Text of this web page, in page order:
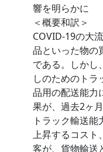
響を明らかに
＜概要和訳＞
COVID-19の大
品といった物の
である。しかし
しのためのトラ
品用の配送能力
果が、過去2ヶ
トラック輸送能
上昇するコスト
客が、貨物輸送